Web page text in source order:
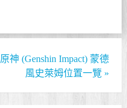
原神 (Genshin Impact) 蒙德
風史萊姆位置一覽 »